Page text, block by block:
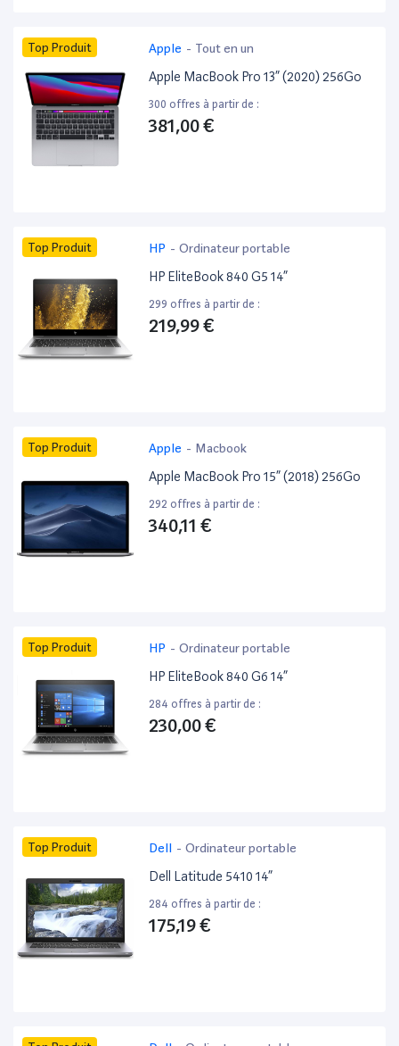
Top Produit Apple - Tout en un
Apple MacBook Pro 13” (2020) 256Go
300 offres à partir de :
381,00 €
Top Produit HP - Ordinateur portable
HP EliteBook 840 G5 14”
299 offres à partir de :
219,99 €
Top Produit Apple - Macbook
Apple MacBook Pro 15” (2018) 256Go
292 offres à partir de :
340,11 €
Top Produit HP - Ordinateur portable
HP EliteBook 840 G6 14”
284 offres à partir de :
230,00 €
Top Produit Dell - Ordinateur portable
Dell Latitude 5410 14”
284 offres à partir de :
175,19 €